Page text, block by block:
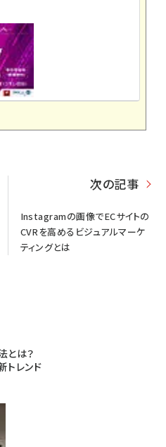
次の記事
Instagramの画像でECサイトの
CVRを高めるビジュアルマーケ
ティングとは
とは？
レンド